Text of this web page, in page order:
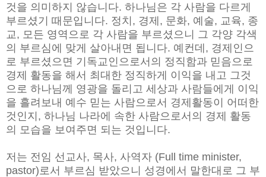
것을 의미하지 않습니다. 하나님은 각 사람을 다르게
부르셨기 때문입니다. 정치, 경제, 문화, 예술, 교육, 종
교, 모든 영역으로 각 사람을 부르셨으니 그 각양 각색
의 부르심에 맞게 살아내면 됩니다. 예컨데, 경제인으
로 부르셨으면 기독교인으로서의 정직함과 믿음으로
경제 활동을 해서 최대한 정직하게 이익을 내고 그것
으로 하나님께 영광을 돌리고 세상과 사람들에게 이익
을 흘려보내 예수 믿는 사람으로서 경제활동이 어떠한
것인지, 하나님 나라에 속한 사람으로서의 경제 활동
의 모습을 보여주면 되는 것입니다.
저는 전임 선교사, 목사, 사역자 (Full time minister,
pastor)로서 부르심 받았으니 성경에서 말한대로 그 부